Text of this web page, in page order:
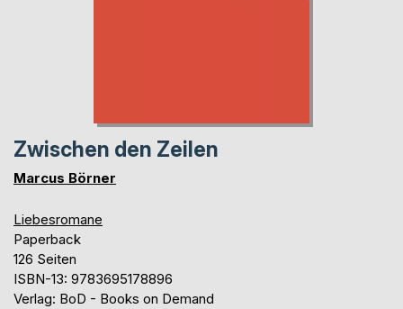
Zwischen den Zeilen
Marcus Börner
Liebesromane
Paperback
126 Seiten
ISBN-13: 9783695178896
Verlag: BoD - Books on Demand